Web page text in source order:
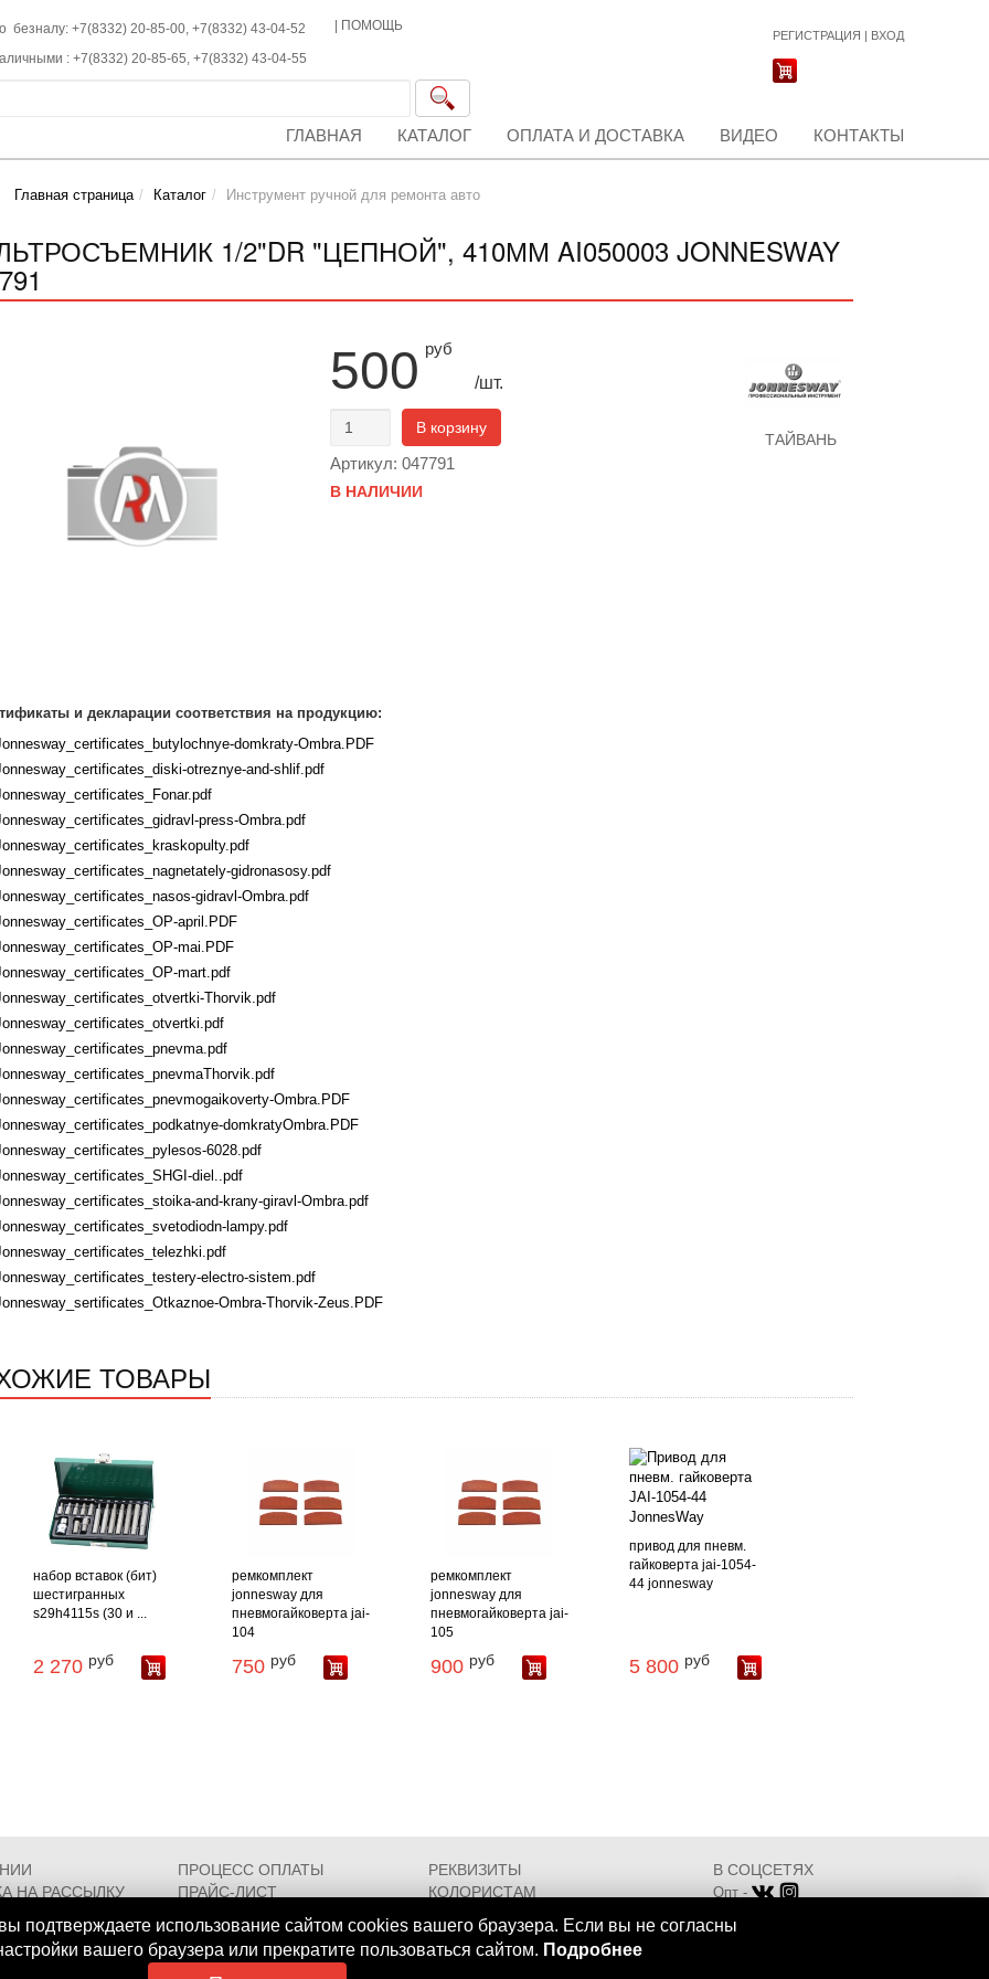
безналу: +7(8332) 20-85-00, +7(8332) 43-04-52
: +7(8332) 20-85-65, +7(8332) 43-04-55
ПОМОЩЬ
РЕГИСТРАЦИЯ | ВХОД
ГЛАВНАЯ КАТАЛОГ ОПЛАТА И ДОСТАВКА ВИДЕО КОНТАКТЫ
Главная страница Каталог Инструмент ручной для ремонта авто
1/2"DR "ЦЕПНОЙ", 410ММ AI050003 JONNESWAY
500 руб
/шт.
В корзину
Артикул: 047791
В НАЛИЧИИ
ТАЙВАНЬ
и декларации соответствия на продукцию:
domkraty-Ombra.PDF
otreznye-and-shlif.pdf
press-Ombra.pdf
gidronasosy.pdf
gidravl-Ombra.pdf
april.PDF
mai.PDF
mart.pdf
Thorvik.pdf
Ombra.PDF
domkratyOmbra.PDF
6028.pdf
diel..pdf
and-krany-giravl-Ombra.pdf
lampy.pdf
electro-sistem.pdf
Ombra-Thorvik-Zeus.PDF
ТОВАРЫ
набор вставок (бит)
шестигранных
s29h4115s (30 и ...
2 270 руб
ремкомплект
jonnesway для
пневмогайковерта jai-
104
750 руб
ремкомплект
jonnesway для
пневмогайковерта jai-
105
900 руб
привод для пневм.
гайковерта jai-1054-
44 jonnesway
5 800 руб
подтверждаете использование сайтом cookies вашего браузера. Если вы не согласны
вашего браузера или прекратите пользоваться сайтом. Подробнее
ПРОЦЕСС ОПЛАТЫ
РЕКВИЗИТЫ
НА РАССЫЛКУ
ПРАЙС-ЛИСТ
КОЛОРИСТАМ
В СОЦСЕТЯХ
Опт -